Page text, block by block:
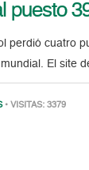
puesto
perdió cuatro
El site
• VISITAS: 3379